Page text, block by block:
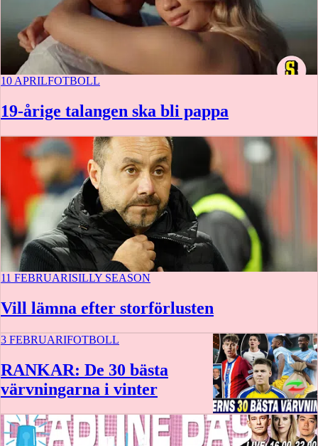
10 APRILFOTBOLL
19-årige talangen ska bli pappa
11 FEBRUARISILLY SEASON
Vill lämna efter storförlusten
3 FEBRUARIFOTBOLL
RANKAR: De 30 bästa
värvningarna i vinter